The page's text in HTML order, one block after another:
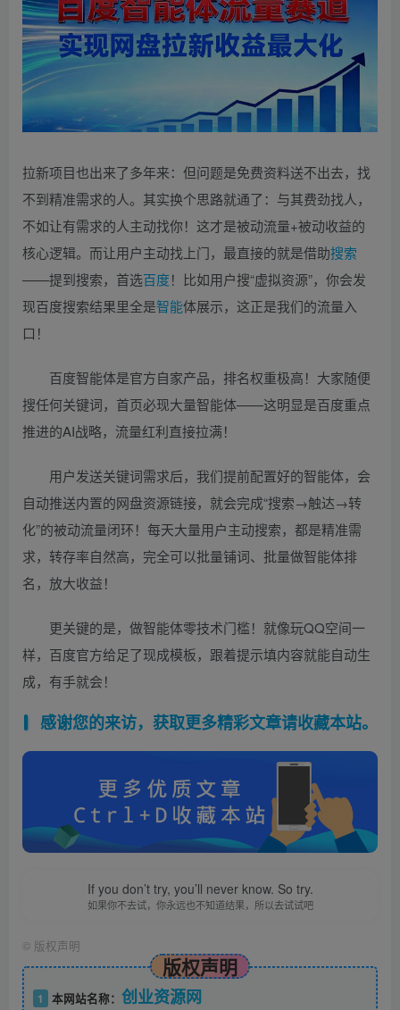
拉新项目也出来了多年来：但问题是免费资料送不出去，找
不到精准需求的人。其实换个思路就通了：与其费劲找人，
不如让有需求的人主动找你！这才是被动流量+被动收益的
核心逻辑。而让用户主动找上门，最直接的就是借助搜索
——提到搜索，首选百度！比如用户搜“虚拟资源”，你会发
现百度搜索结果里全是智能体展示，这正是我们的流量入
口！
百度智能体是官方自家产品，排名权重极高！大家随便
搜任何关键词，首页必现大量智能体——这明显是百度重点
推进的AI战略，流量红利直接拉满！
用户发送关键词需求后，我们提前配置好的智能体，会
自动推送内置的网盘资源链接，就会完成“搜索→触达→转
化”的被动流量闭环！每天大量用户主动搜索，都是精准需
求，转存率自然高，完全可以批量铺词、批量做智能体排
名，放大收益！
更关键的是，做智能体零技术门槛！就像玩QQ空间一
样，百度官方给足了现成模板，跟着提示填内容就能自动生
成，有手就会！
感谢您的来访，获取更多精彩文章请收藏本站。
If you don’t try, you’ll never know. So try.
如果你不去试，你永远也不知道结果，所以去试试吧
© 版权声明
版权声明
1 本网站名称： 创业资源网